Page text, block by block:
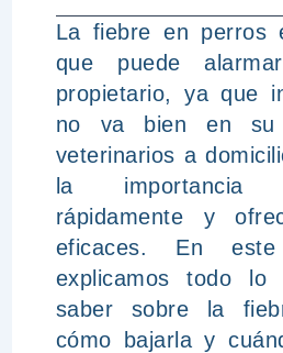
La fiebre en perros
que puede
propietario, ya que
no va bien en su
veterinarios a
la
rápidamente y
eficaces. En
explicamos todo lo
saber sobre la
cómo bajarla y